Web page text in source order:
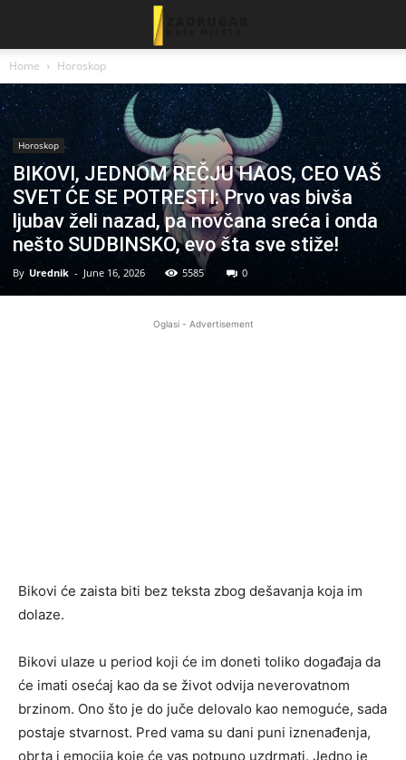
Home Horoskop
Horoskop
BIKOVI, JEDNOM REČJU HAOS, CEO VAŠ
SVET ĆE SE POTRESTI: Prvo vas bivša
ljubav želi nazad, pa novčana sreća i onda
nešto SUDBINSKO, evo šta sve stiže!
By Urednik - June 16, 2026 5585 0
Oglasi - Advertisement
Bikovi će zaista biti bez teksta zbog dešavanja koja im
dolaze.
Bikovi ulaze u period koji će im doneti toliko događaja da
će imati osećaj kao da se život odvija neverovatnom
brzinom. Ono što je do juče delovalo kao nemoguće, sada
postaje stvarnost. Pred vama su dani puni iznenađenja,
obrta i emocija koje će vas potpuno uzdrmati. Jedno je